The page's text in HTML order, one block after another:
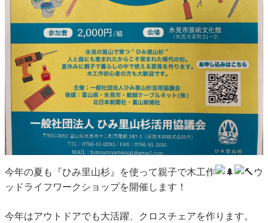
今年の夏も『ひみ里山杉』を使って親子で木工作
ウ
ッドライフワークショップを開催します！
今年はアウトドアでも大活躍、クロスチェアを作ります。